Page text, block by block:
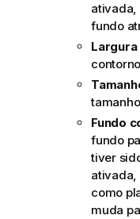
ativada,
fundo
Fundo
fundo
tiver
ativada,
como
muda